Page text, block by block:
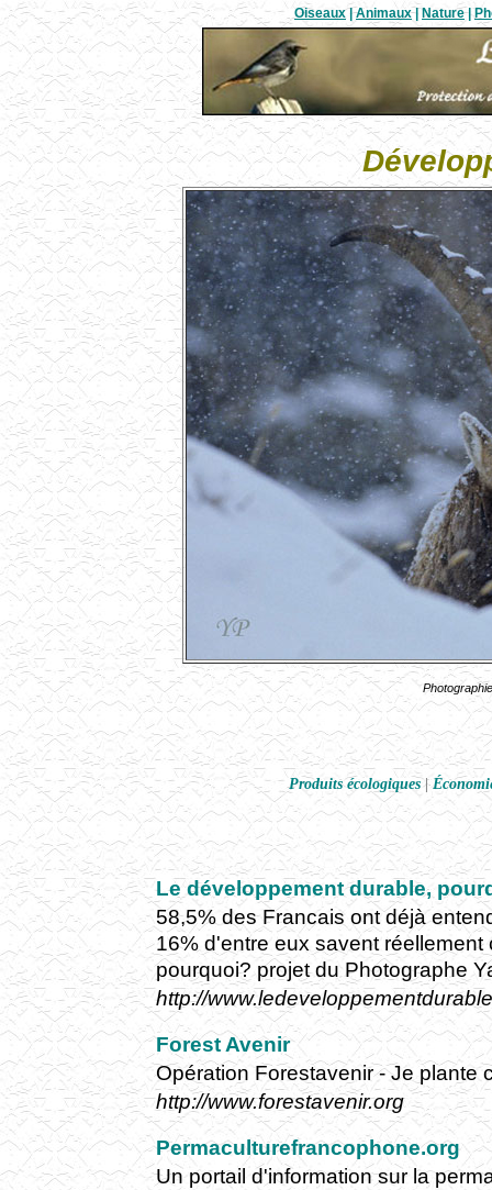
Oiseaux|Animaux| Nature|
Produits écologiques|
Le développement durable,
58,5% des Francais ont déjà
16% d'entre eux savent
pourquoi? projet du Photographe
http://
Forest Avenir
Opération Forestavenir - Je plante
http://www.forestavenir.org
Permaculturefrancophone.org
Un portail d'information sur la